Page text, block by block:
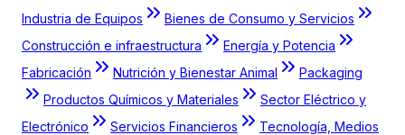
Industria de Equipos
Bienes de Consumo y Servicios
Construcción e infraestructura
Energía y Potencia
Fabricación
Nutrición y Bienestar Animal
Packaging
Productos Químicos y Materiales
Sector Eléctrico y
Electrónico
Servicios Financieros
Tecnología, Medios